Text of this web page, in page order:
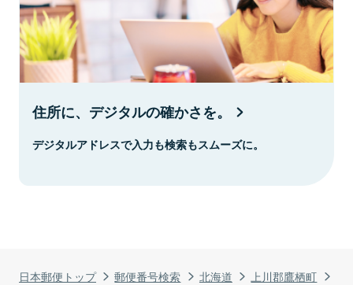
日本郵便トップ 郵便番号検索 北海道
上川郡鷹栖町
住所に、デジタルの確かさを。
デジタルアドレスで入力も検索もスムーズに。